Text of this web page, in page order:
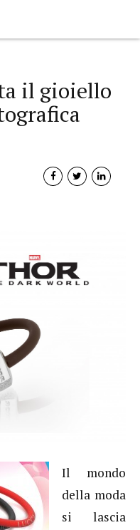
il gioiello
Il mondo
della moda
si lascia